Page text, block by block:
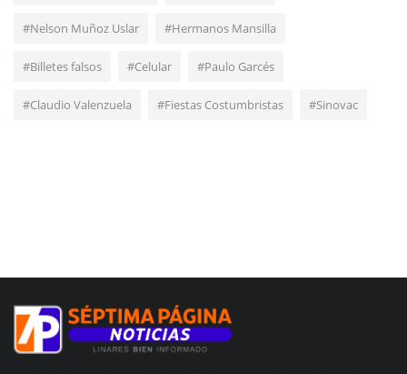
#Nelson Muñoz Uslar #Hermanos Mansilla
#Billetes falsos #Celular #Paulo Garcés
#Claudio Valenzuela #Fiestas Costumbristas #Sinovac